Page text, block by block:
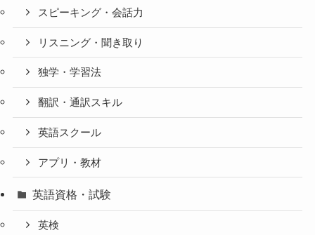
スピーキング・会話力
リスニング・聞き取り
独学・学習法
翻訳・通訳スキル
英語スクール
アプリ・教材
英語資格・試験
英検